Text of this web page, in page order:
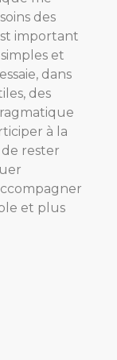
des
important
et
dans
des
à la
rester
et plus